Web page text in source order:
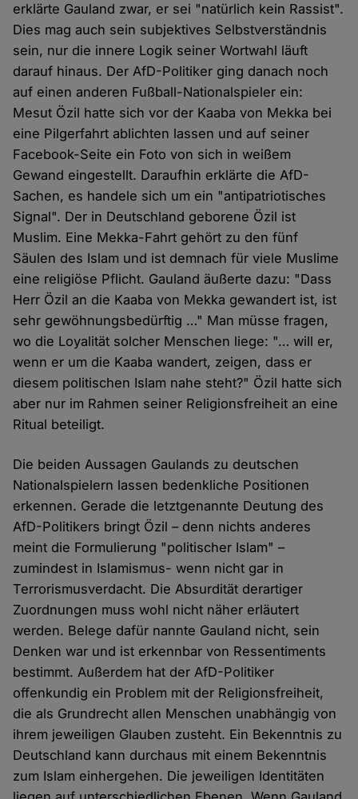
erklärte Gauland zwar, er sei "natürlich kein Rassist".
Dies mag auch sein subjektives Selbstverständnis
sein, nur die innere Logik seiner Wortwahl läuft
darauf hinaus. Der AfD-Politiker ging danach noch
auf einen anderen Fußball-Nationalspieler ein:
Mesut Özil hatte sich vor der Kaaba von Mekka bei
eine Pilgerfahrt ablichten lassen und auf seiner
Facebook-Seite ein Foto von sich in weißem
Gewand eingestellt. Daraufhin erklärte die AfD-
Sachen, es handele sich um ein "antipatriotisches
Signal". Der in Deutschland geborene Özil ist
Muslim. Eine Mekka-Fahrt gehört zu den fünf
Säulen des Islam und ist demnach für viele Muslime
eine religiöse Pflicht. Gauland äußerte dazu: "Dass
Herr Özil an die Kaaba von Mekka gewandert ist, ist
sehr gewöhnungsbedürftig …" Man müsse fragen,
wo die Loyalität solcher Menschen liege: "… will er,
wenn er um die Kaaba wandert, zeigen, dass er
diesem politischen Islam nahe steht?" Özil hatte sich
aber nur im Rahmen seiner Religionsfreiheit an eine
Ritual beteiligt.
Die beiden Aussagen Gaulands zu deutschen
Nationalspielern lassen bedenkliche Positionen
erkennen. Gerade die letztgenannte Deutung des
AfD-Politikers bringt Özil – denn nichts anderes
meint die Formulierung "politischer Islam" –
zumindest in Islamismus- wenn nicht gar in
Terrorismusverdacht. Die Absurdität derartiger
Zuordnungen muss wohl nicht näher erläutert
werden. Belege dafür nannte Gauland nicht, sein
Denken war und ist erkennbar von Ressentiments
bestimmt. Außerdem hat der AfD-Politiker
offenkundig ein Problem mit der Religionsfreiheit,
die als Grundrecht allen Menschen unabhängig von
ihrem jeweiligen Glauben zusteht. Ein Bekenntnis zu
Deutschland kann durchaus mit einem Bekenntnis
zum Islam einhergehen. Die jeweiligen Identitäten